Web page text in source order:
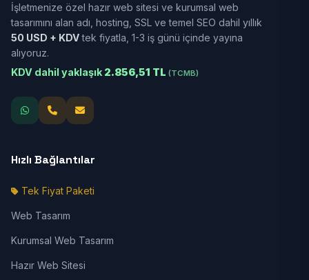
İşletmenize özel hazır web sitesi ve kurumsal web
tasarımını alan adı, hosting, SSL ve temel SEO dahil yıllık
50 USD + KDVtek fiyatla, 1-3 iş günü içinde yayına
alıyoruz.
KDV dahil yaklaşık 2.856,51 TL (TCMB)
Hızlı Bağlantılar
Tek Fiyat Paketi
Web Tasarım
Kurumsal Web Tasarım
Hazır Web Sitesi